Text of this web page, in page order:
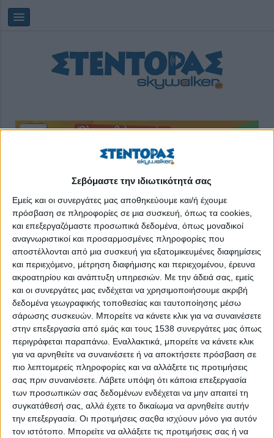
Σεβόμαστε την ιδιωτικότητά σας
Εμείς και οι συνεργάτες μας αποθηκεύουμε και/ή έχουμε
πρόσβαση σε πληροφορίες σε μια συσκευή, όπως τα cookies,
και επεξεργαζόμαστε προσωπικά δεδομένα, όπως μοναδικοί
αναγνωριστικοί και προσαρμοσμένες πληροφορίες που
αποστέλλονται από μια συσκευή για εξατομικευμένες διαφημίσεις
και περιεχόμενο, μέτρηση διαφήμισης και περιεχομένου, έρευνα
ακροατηρίου και ανάπτυξη υπηρεσιών. Με την άδειά σας, εμείς
και οι συνεργάτες μας ενδέχεται να χρησιμοποιήσουμε ακριβή
δεδομένα γεωγραφικής τοποθεσίας και ταυτοποίησης μέσω
σάρωσης συσκευών. Μπορείτε να κάνετε κλικ για να συναινέσετε
στην επεξεργασία από εμάς και τους 1538 συνεργάτες μας όπως
περιγράφεται παραπάνω. Εναλλακτικά, μπορείτε να κάνετε κλικ
για να αρνηθείτε να συναινέσετε ή να αποκτήσετε πρόσβαση σε
πιο λεπτομερείς πληροφορίες και να αλλάξετε τις προτιμήσεις
σας πριν συναινέσετε. Λάβετε υπόψη ότι κάποια επεξεργασία
των προσωπικών σας δεδομένων ενδέχεται να μην απαιτεί τη
συγκατάθεσή σας, αλλά έχετε το δικαίωμα να αρνηθείτε αυτήν
την επεξεργασία. Οι προτιμήσεις σαςθα ισχύουν μόνο για αυτόν
τον ιστότοπο. Μπορείτε να αλλάξετε τις προτιμήσεις σας ή να
Πέμπτη, 06/08/202611:43:13
ταξιδιώτες
Ελλάδα: Ελκυστικός προορισμός της Μεσογείου
σύμφωνα με έρευνα της Mindhaus και του Pollfish
Πρώτη η Ελλάδα στην προτίμηση των Ευρωπαίων
ταξιδιωτών
Στα Social: 14 - 21 Ιανουαρίου 2019
Τεστ κορονοϊού: Ποιοι πρέπει να κάνουν υποχρεωτικά